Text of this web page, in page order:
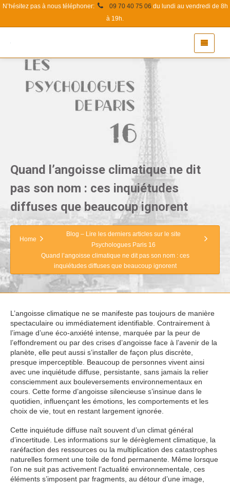
N’hésitez pas à nous téléphoner: 09 70 40 75 06 du lundi au vendredi de 8h
à 19h.
Quand l’angoisse climatique ne dit
pas son nom : ces inquiétudes
diffuses que beaucoup ignorent
Home
Blog – Lire les derniers articles sur le site
Psychologues Paris 16
Quand l’angoisse climatique ne dit pas son nom : ces
inquiétudes diffuses que beaucoup ignorent
L’angoisse climatique ne se manifeste pas toujours de manière
spectaculaire ou immédiatement identifiable. Contrairement à
l’image d’une éco-anxiété intense, marquée par la peur de
l’effondrement ou par des crises d’angoisse face à l’avenir de la
planète, elle peut aussi s’installer de façon plus discrète,
presque imperceptible. Beaucoup de personnes vivent ainsi
avec une inquiétude diffuse, persistante, sans jamais la relier
consciemment aux bouleversements environnementaux en
cours. Cette forme d’angoisse silencieuse s’insinue dans le
quotidien, influençant les émotions, les comportements et les
choix de vie, tout en restant largement ignorée.
Cette inquiétude diffuse naît souvent d’un climat général
d’incertitude. Les informations sur le dérèglement climatique, la
raréfaction des ressources ou la multiplication des catastrophes
naturelles forment une toile de fond permanente. Même lorsque
l’on ne suit pas activement l’actualité environnementale, ces
éléments s’imposent par fragments, au détour d’une image,